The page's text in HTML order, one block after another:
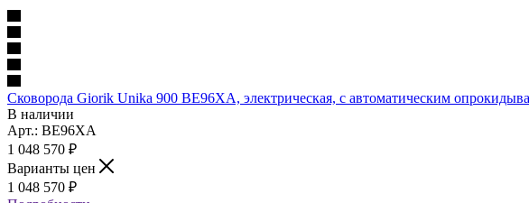
Сковорода Giorik Unika 900 BE96XA, электрическая, с автоматическим
В наличии
Арт.: BE96XA
1 048 570 ₽
Варианты цен
1 048 570 ₽